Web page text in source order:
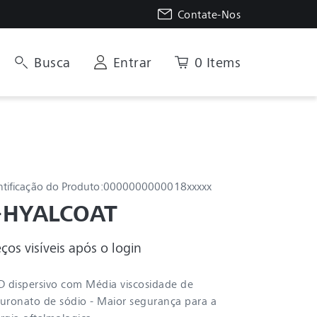
Contate-Nos
Busca Entrar 0 Items
do Produto:0000000000018xxxxx
visíveis após o login
dispersivo com Média viscosidade de
de sódio - Maior segurança para a